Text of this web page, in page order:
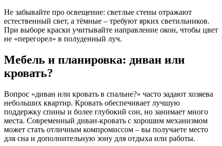
Не забывайте про освещение: светлые стены отражают
естественный свет, а тёмные – требуют ярких светильников.
При выборе краски учитывайте направление окон, чтобы цвет
не «перегорел» в полуденный луч.
Мебель и планировка: диван или
кровать?
Вопрос «диван или кровать в спальне?» часто задают хозяева
небольших квартир. Кровать обеспечивает лучшую
поддержку спины и более глубокий сон, но занимает много
места. Современный диван‑кровать с хорошим механизмом
может стать отличным компромиссом – вы получаете место
для сна и дополнительную зону для отдыха или работы.